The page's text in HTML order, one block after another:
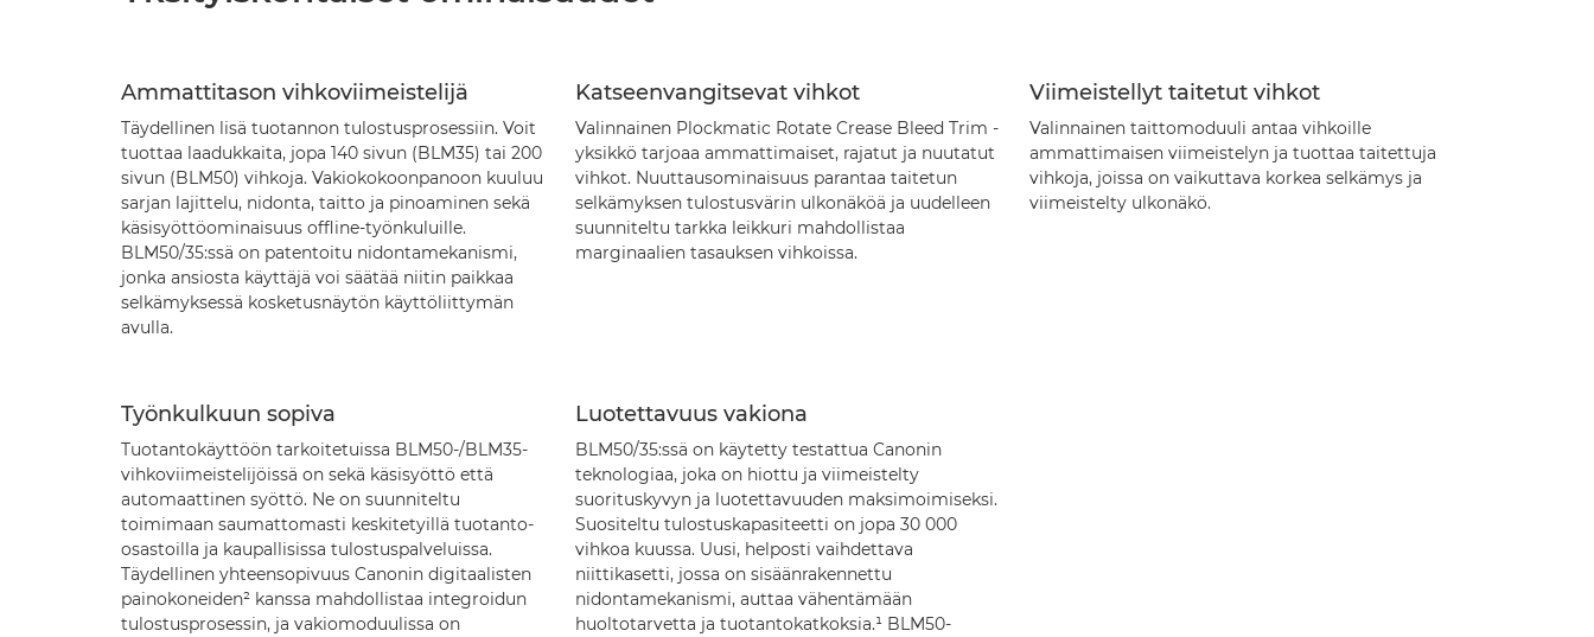
Ammattitason vihkoviimeistelijä
Täydellinen lisä tuotannon tulostusprosessiin. Voit
tuottaa laadukkaita, jopa 140 sivun (BLM35) tai 200
sivun (BLM50) vihkoja. Vakiokokoonpanoon kuuluu
sarjan lajittelu, nidonta, taitto ja pinoaminen sekä
käsisyöttöominaisuus offline-työnkuluille.
BLM50/35:ssä on patentoitu nidontamekanismi,
jonka ansiosta käyttäjä voi säätää niitin paikkaa
selkämyksessä kosketusnäytön käyttöliittymän
avulla.
Katseenvangitsevat vihkot
Valinnainen Plockmatic Rotate Crease Bleed Trim -
yksikkö tarjoaa ammattimaiset, rajatut ja nuutatut
vihkot. Nuuttausominaisuus parantaa taitetun
selkämyksen tulostusvärin ulkonäköä ja uudelleen
suunniteltu tarkka leikkuri mahdollistaa
marginaalien tasauksen vihkoissa.
Viimeistellyt taitetut vihkot
Valinnainen taittomoduuli antaa vihkoille
ammattimaisen viimeistelyn ja tuottaa taitettuja
vihkoja, joissa on vaikuttava korkea selkämys ja
viimeistelty ulkonäkö.
Työnkulkuun sopiva
Tuotantokäyttöön tarkoitetuissa BLM50-/BLM35-
vihkoviimeistelijöissä on sekä käsisyöttö että
automaattinen syöttö. Ne on suunniteltu
toimimaan saumattomasti keskitetyillä tuotanto-
osastoilla ja kaupallisissa tulostuspalveluissa.
Täydellinen yhteensopivuus Canonin digitaalisten
painokoneiden² kanssa mahdollistaa integroidun
tulostusprosessin, ja vakiomoduulissa on
Luotettavuus vakiona
BLM50/35:ssä on käytetty testattua Canonin
teknologiaa, joka on hiottu ja viimeistelty
suorituskyvyn ja luotettavuuden maksimoimiseksi.
Suositeltu tulostuskapasiteetti on jopa 30 000
vihkoa kuussa. Uusi, helposti vaihdettava
niittikasetti, jossa on sisäänrakennettu
nidontamekanismi, auttaa vähentämään
huoltotarvetta ja tuotantokatkoksia.¹ BLM50-